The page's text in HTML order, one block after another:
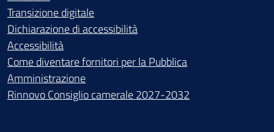
Transizione digitale
Dichiarazione di accessibilità
Accessibilità
Come diventare fornitori per la Pubblica
Amministrazione
Rinnovo Consiglio camerale 2027-2032